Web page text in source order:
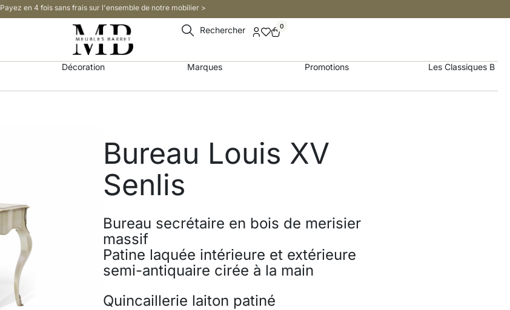
Payez en 4 fois sans frais sur l'ensemble de notre mobilier >​
Rechercher 0
Décoration Marques Promotions Les Classiques B
Bureau Louis XV
Senlis
Bureau secrétaire en bois de merisier
massif
Patine laquée intérieure et extérieure
semi-antiquaire cirée à la main
Quincaillerie laiton patiné